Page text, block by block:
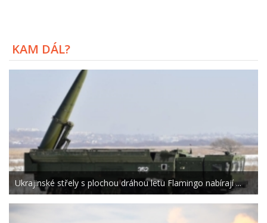
KAM DÁL?
Ukrajinské střely s plochou dráhou letu Flamingo nabírají ...